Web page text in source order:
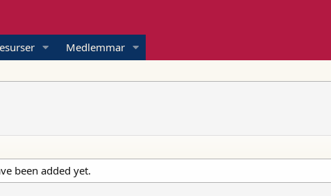
Medlemmar
been added yet.